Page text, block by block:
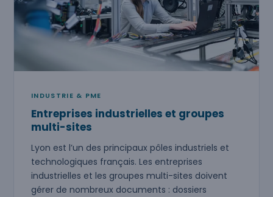
INDUSTRIE & PME
Entreprises industrielles et groupes
multi-sites
Lyon est l’un des principaux pôles industriels et
technologiques français. Les entreprises
industrielles et les groupes multi-sites doivent
gérer de nombreux documents : dossiers